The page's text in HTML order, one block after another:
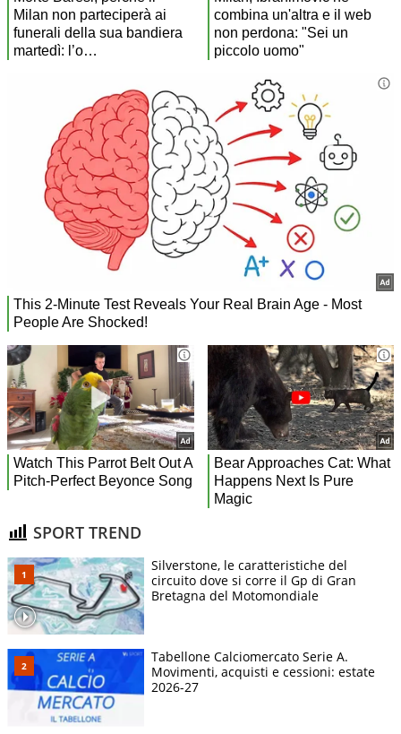
SPORT TREND
Silverstone, le caratteristiche del
circuito dove si corre il Gp di Gran
Bretagna del Motomondiale
Tabellone Calciomercato Serie A.
Movimenti, acquisti e cessioni: estate
2026-27